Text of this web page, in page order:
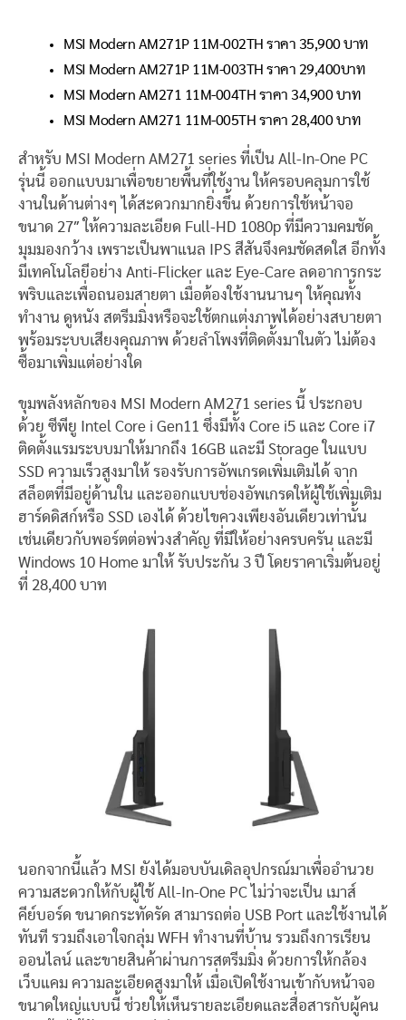
MSI Modern AM271P 11M-002TH ราคา 35,900 บาท
MSI Modern AM271P 11M-003TH ราคา 29,400บาท
MSI Modern AM271 11M-004TH ราคา 34,900 บาท
MSI Modern AM271 11M-005TH ราคา 28,400 บาท
สำหรับ MSI Modern AM271 series ที่เป็น All-In-One PC
รุ่นนี้ ออกแบบมาเพื่อขยายพื้นที่ใช้งาน ให้ครอบคลุมการใช้
งานในด้านต่างๆ ได้สะดวกมากยิ่งขึ้น ด้วยการใช้หน้าจอ
ขนาด 27″ ให้ความละเอียด Full-HD 1080p ที่มีความคมชัด
มุมมองกว้าง เพราะเป็นพาแนล IPS สีสันจึงคมชัดสดใส อีกทั้ง
มีเทคโนโลยีอย่าง Anti-Flicker และ Eye-Care ลดอาการกระ
พริบและเพื่อถนอมสายตา เมื่อต้องใช้งานนานๆ ให้คุณทั้ง
ทำงาน ดูหนัง สตรีมมิ่งหรือจะใช้ตกแต่งภาพได้อย่างสบายตา
พร้อมระบบเสียงคุณภาพ ด้วยลำโพงที่ติดตั้งมาในตัว ไม่ต้อง
ซื้อมาเพิ่มแต่อย่างใด
ขุมพลังหลักของ MSI Modern AM271 series นี้ ประกอบ
ด้วย ซีพียู Intel Core i Gen11 ซึ่งมีทั้ง Core i5 และ Core i7
ติดตั้งแรมระบบมาให้มากถึง 16GB และมี Storage ในแบบ
SSD ความเร็วสูงมาให้ รองรับการอัพเกรดเพิ่มเติมได้ จาก
สล็อตที่มีอยู่ด้านใน และออกแบบช่องอัพเกรดให้ผู้ใช้เพิ่มเติม
ฮาร์ดดิสก์หรือ SSD เองได้ ด้วยไขควงเพียงอันเดียวเท่านั้น
เช่นเดียวกับพอร์ตต่อพ่วงสำคัญ ที่มีให้อย่างครบครัน และมี
Windows 10 Home มาให้ รับประกัน 3 ปี โดยราคาเริ่มต้นอยู่
ที่ 28,400 บาท
นอกจากนี้แล้ว MSI ยังได้มอบบันเดิลอุปกรณ์มาเพื่ออำนวย
ความสะดวกให้กับผู้ใช้ All-In-One PC ไม่ว่าจะเป็น เมาส์
คีย์บอร์ด ขนาดกระทัดรัด สามารถต่อ USB Port และใช้งานได้
ทันที รวมถึงเอาใจกลุ่ม WFH ทำงานที่บ้าน รวมถึงการเรียน
ออนไลน์ และขายสินค้าผ่านการสตรีมมิ่ง ด้วยการให้กล้อง
เว็บแคม ความละเอียดสูงมาให้ เมื่อเปิดใช้งานเข้ากับหน้าจอ
ขนาดใหญ่แบบนี้ ช่วยให้เห็นรายละเอียดและสื่อสารกับผู้คน